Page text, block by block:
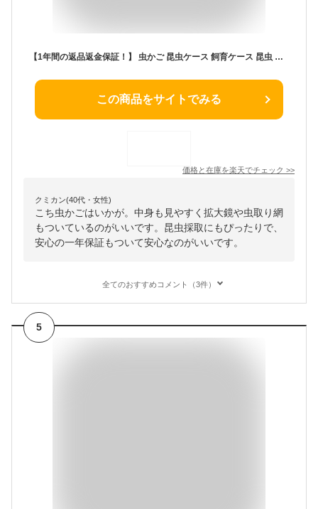
【1年間の返品返金保証！】 虫かご 昆虫ケース 飼育ケース 昆虫 観察 むしとり 昆虫ケージ 観察ケース 昆虫採集 飼育観察 虫篭 おしゃれ カブトムシ クワガタ ちょうちょう 魚 虫取り網 セミ 子ども キッズ 夏休み 自由研究 拡大鏡 ピンセット あみ 紐付き プレゼント
この商品をサイトでみる
価格と在庫を楽天でチェック >>
クミカン(40代・女性)
こち虫かごはいかが。中身も見やすく拡大鏡や虫取り網
もついているのがいいです。昆虫採取にもぴったりで、
安心の一年保証もついて安心なのがいいです。
全てのおすすめコメント（3件）
5